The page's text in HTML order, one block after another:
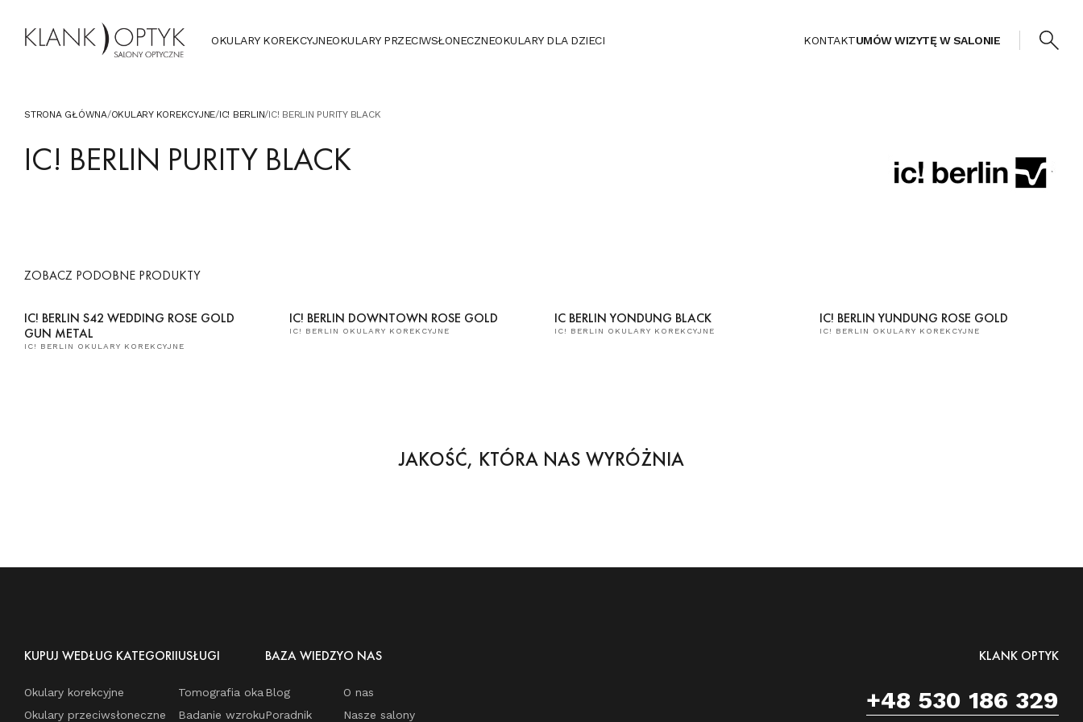
OKULARY KOREKCYJNEOKULARY PRZECIWSŁONECZNEOKULARY DLA DZIECI KONTAKTUMÓW WIZYTĘ W SALONIE
STRONA GŁÓWNA/OKULARY KOREKCYJNE/IC! BERLIN/IC! BERLIN PURITY BLACK
IC! BERLIN PURITY BLACK
ZOBACZ PODOBNE PRODUKTY
IC! BERLIN S42 WEDDING ROSE GOLD
GUN METAL
IC! BERLIN OKULARY KOREKCYJNE
IC! BERLIN DOWNTOWN ROSE GOLD
IC! BERLIN OKULARY KOREKCYJNE
IC BERLIN YONDUNG BLACK
IC! BERLIN OKULARY KOREKCYJNE
IC! BERLIN YUNDUNG ROSE GOLD
IC! BERLIN OKULARY KOREKCYJNE
JAKOŚĆ, KTÓRA NAS WYRÓŻNIA
KUPUJ WEDŁUG KATEGORII
Okulary korekcyjne
Okulary przeciwsłoneczne
USŁUGI
Tomografia oka
Badanie wzroku
BAZA WIEDZY
Blog
Poradnik
O NAS
O nas
Nasze salony
KLANK OPTYK
+48 530 186 329